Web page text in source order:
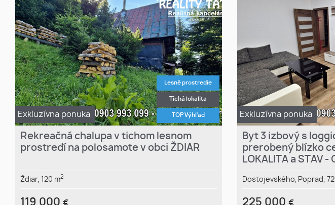
Exkluzívna ponuka
Lesné prostredie
Tichá lokalita
TOP Výhľad
Rekreačná chalupa v tichom lesnom
prostredí na polosamote v obci ŽDIAR
Ždiar, 120 m2
119 000 €
Exkluzívna ponuka
Byt 3 izbový s
prerobený blízko
LOKALITA a STAV -
Dostojevského, Poprad,
225 000 €